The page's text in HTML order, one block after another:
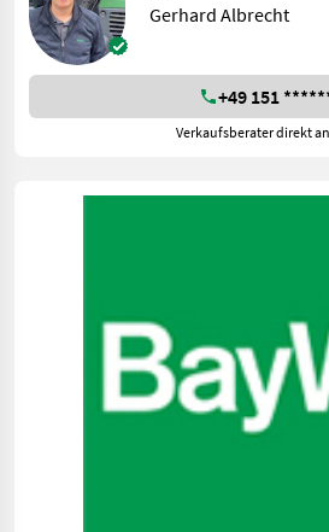
Gerhard Albrecht
+49 151
Verkaufsberater direkt